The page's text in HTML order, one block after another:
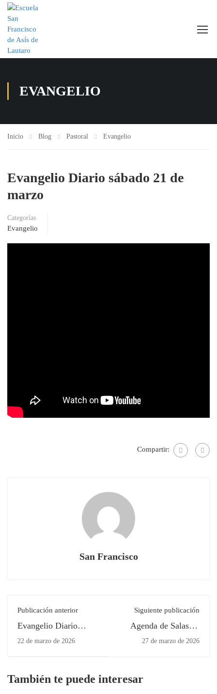
EVANGELIO
Inicio Blog Pastoral Evangelio
Evangelio Diario sábado 21 de
marzo
Categorías
Evangelio
Compartir:
San Francisco
Publicación anterior
Evangelio Diario
viernes 20 de marzo
22 de marzo de 2026
Siguiente publicación
Agenda de Salas de
Informática y Tablets
27 de marzo de 2026
También te puede interesar